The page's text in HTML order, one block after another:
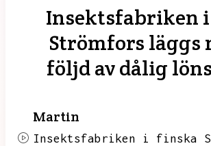
Insektsfabriken
Strömfors läggs
följd av dålig
Martin
Insektsfabriken i finska